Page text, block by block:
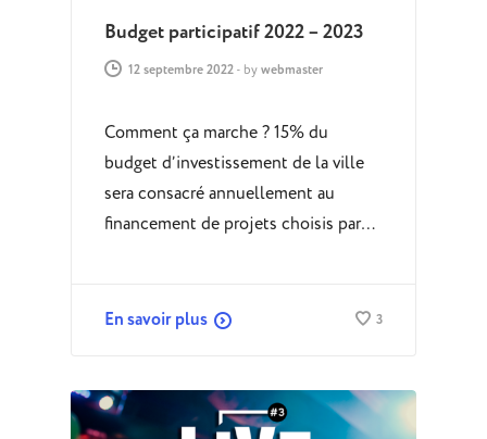
Budget participatif 2022 – 2023
12 septembre 2022- by webmaster
Comment ça marche ? 15% du
budget d’investissement de la ville
sera consacré annuellement au
financement de projets choisis par…
En savoir plus 3